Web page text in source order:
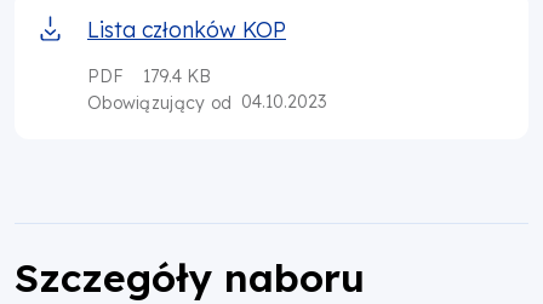
Lista członków KOP
PDF
179.4 KB
Obowiązujący od 04.10.2023
Szczegóły naboru